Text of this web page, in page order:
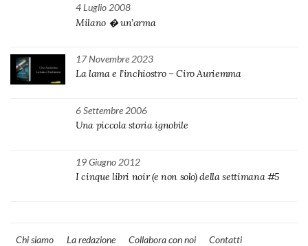
4 Luglio 2008
Milano � un’arma
17 Novembre 2023
La lama e l’inchiostro – Ciro Auriemma
6 Settembre 2006
Una piccola storia ignobile
19 Giugno 2012
I cinque libri noir (e non solo) della settimana #5
Chi siamo La redazione Collabora con noi
Contatti